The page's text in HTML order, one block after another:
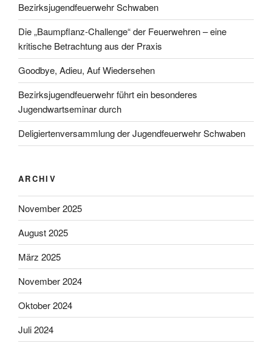
Bezirksjugendfeuerwehr Schwaben
Die „Baumpflanz-Challenge“ der Feuerwehren – eine
kritische Betrachtung aus der Praxis
Goodbye, Adieu, Auf Wiedersehen
Bezirksjugendfeuerwehr führt ein besonderes
Jugendwartseminar durch
Deligiertenversammlung der Jugendfeuerwehr Schwaben
ARCHIV
November 2025
August 2025
März 2025
November 2024
Oktober 2024
Juli 2024